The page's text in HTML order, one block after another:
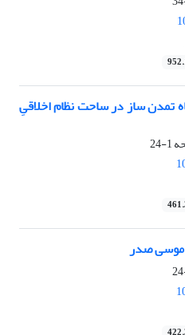
تمدن ساز در ساحت نظام اخلاقیِ
1-24
موسی صدر